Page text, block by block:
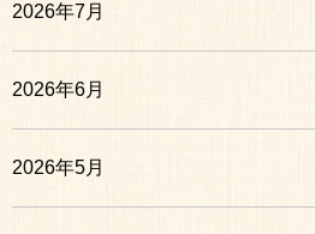
2026年7月
2026年6月
2026年5月